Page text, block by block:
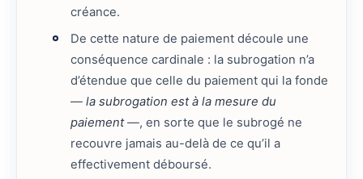
créance.
De cette nature de paiement découle une
conséquence cardinale : la subrogation n’a
d’étendue que celle du paiement qui la fonde
—la subrogation est à la mesure du
paiement—, en sorte que le subrogé ne
recouvre jamais au-delà de ce qu’il a
effectivement déboursé.